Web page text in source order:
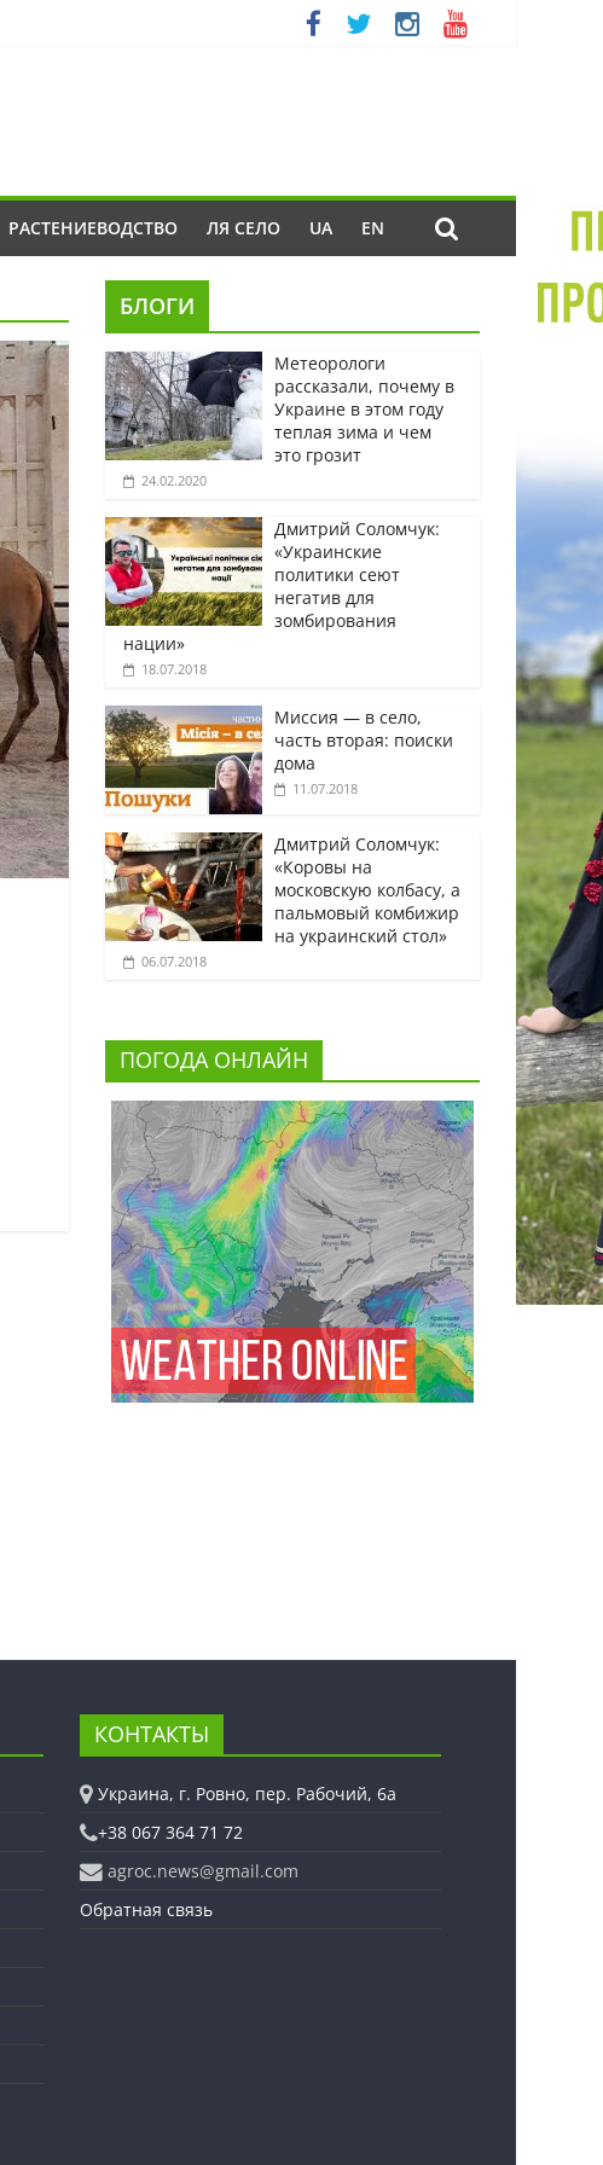
РАСТЕНИЕВОДСТВО ЛЯ СЕЛО UA EN
БЛОГИ
Метеорологи
рассказали, почему в
Украине в этом году
теплая зима и чем
это грозит
24.02.2020
Дмитрий Соломчук:
«Украинские
политики сеют
негатив для
зомбирования
нации»
18.07.2018
Миссия — в село,
часть вторая: поиски
дома
11.07.2018
Дмитрий Соломчук:
«Коровы на
московскую колбасу, а
пальмовый комбижир
на украинский стол»
06.07.2018
ПОГОДА ОНЛАЙН
КОНТАКТЫ
Украина, г. Ровно, пер. Рабочий, 6а
+38 067 364 71 72
agroc.news@gmail.com
Обратная связь